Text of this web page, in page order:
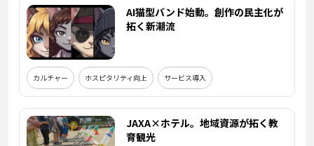
AI猫型バンド始動。創作の民主化が
拓く新潮流
カルチャー ホスピタリティ向上 サービス導入
JAXA×ホテル。地域資源が拓く教
育観光